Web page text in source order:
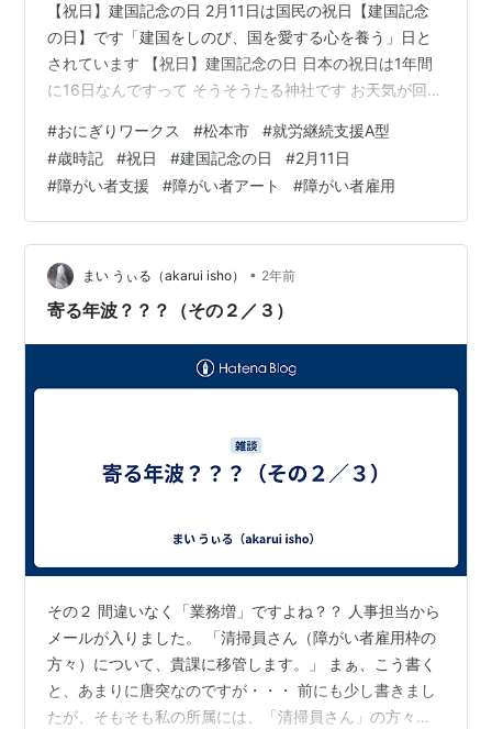
【祝日】建国記念の日 2月11日は国民の祝日【建国記念
の日】です「建国をしのび、国を愛する心を養う」日と
されています 【祝日】建国記念の日 日本の祝日は1年間
に16日なんですって そうそうたる神社です お天気が回復
参加中【公式】2024年開設ブログ
#おにぎりワークス #松本市 #就労継続支援A型
#歳時記 #祝日 #建国記念の日 #2月11日
#障がい者支援 #障がい者アート #障がい者雇用
まい うぃる（akarui isho） • 2年前
寄る年波？？？（その２／３）
その２ 間違いなく「業務増」ですよね？？ 人事担当から
メールが入りました。 「清掃員さん（障がい者雇用枠の
方々）について、貴課に移管します。」 まぁ、こう書く
と、あまりに唐突なのですが・・・ 前にも少し書きまし
たが、そもそも私の所属には、「清掃員さん」の方々が